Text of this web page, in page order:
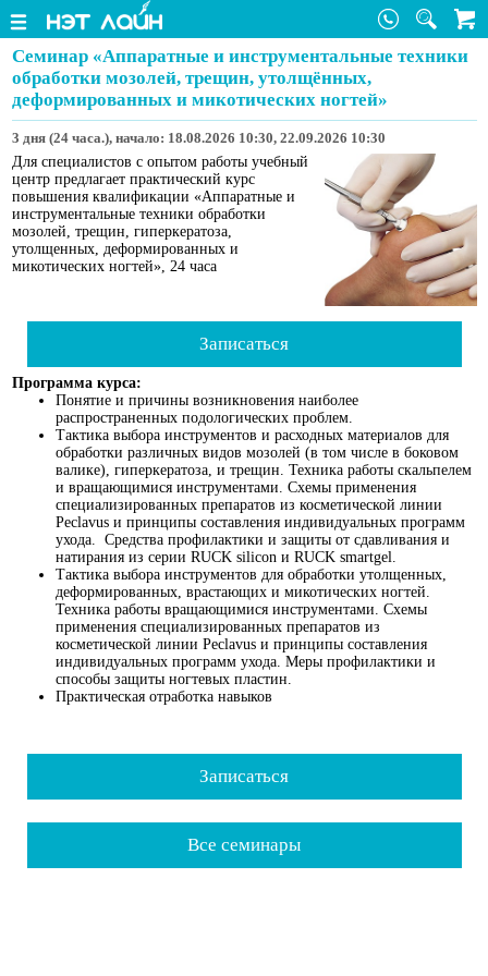
Семинар «Аппаратные и инструментальные техники
обработки мозолей, трещин, утолщённых,
деформированных и микотических ногтей»
3 дня (24 часа.), начало: 18.08.2026 10:30, 22.09.2026 10:30
Для специалистов с опытом работы учебный
центр предлагает практический курс
повышения квалификации «Аппаратные и
инструментальные техники обработки
мозолей, трещин, гиперкератоза,
утолщенных, деформированных и
микотических ногтей», 24 часа
Записаться
Программа курса:
Понятие и причины возникновения наиболее
распространенных подологических проблем.
Тактика выбора инструментов и расходных материалов для
обработки различных видов мозолей (в том числе в боковом
валике), гиперкератоза, и трещин. Техника работы скальпелем
и вращающимися инструментами. Схемы применения
специализированных препаратов из косметической линии
Peclavus и принципы составления индивидуальных программ
ухода. Средства профилактики и защиты от сдавливания и
натирания из серии RUCK silicon и RUCK smartgel.
Тактика выбора инструментов для обработки утолщенных,
деформированных, врастающих и микотических ногтей.
Техника работы вращающимися инструментами. Схемы
применения специализированных препаратов из
косметической линии Peclavus и принципы составления
индивидуальных программ ухода. Меры профилактики и
способы защиты ногтевых пластин.
Практическая отработка навыков
Записаться
Все семинары